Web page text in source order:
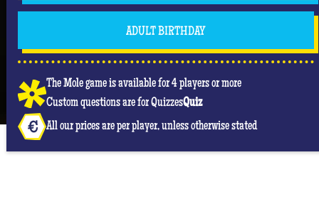
ADULT BIRTHDAY
The Mole game is available for 4 players or more
Custom questions are for QuizzesQuiz
All our prices are per player, unless otherwise stated